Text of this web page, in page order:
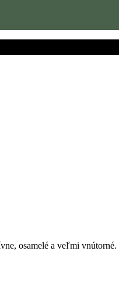
osamelé a veľmi vnútorné.